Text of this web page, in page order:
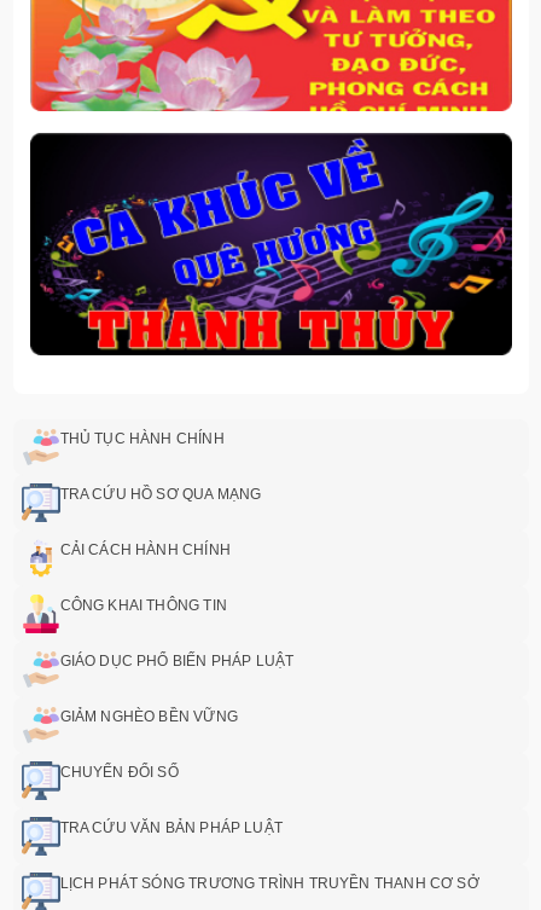
THỦ TỤC HÀNH CHÍNH
TRA CỨU HỒ SƠ QUA MẠNG
CẢI CÁCH HÀNH CHÍNH
CÔNG KHAI THÔNG TIN
GIÁO DỤC PHỔ BIẾN PHÁP LUẬT
GIẢM NGHÈO BỀN VỮNG
CHUYỂN ĐỔI SỐ
TRA CỨU VĂN BẢN PHÁP LUẬT
LỊCH PHÁT SÓNG TRƯƠNG TRÌNH TRUYỀN THANH CƠ SỞ